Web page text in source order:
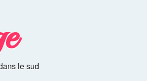
le sud